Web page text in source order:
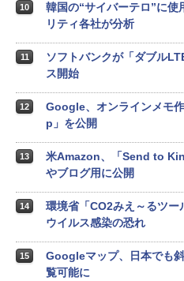
10
韓国の“サイバーテロ”に使
リティ各社が分析
11
ソフトバンクが「ダブル
ス開始
12
Google、オンラインメモ
p」を公開
13
米Amazon、「Send to
やブログ用に公開
14
環境省「CO2みえ～るツー
ウイルス感染の恐れ
15
Googleマップ、日本でも
覧可能に